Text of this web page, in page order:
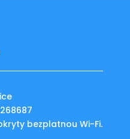
bezplatnou Wi-Fi.